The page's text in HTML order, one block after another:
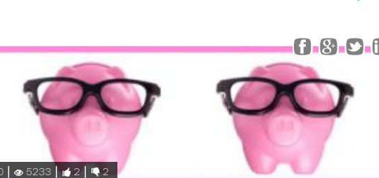
5233 2 2